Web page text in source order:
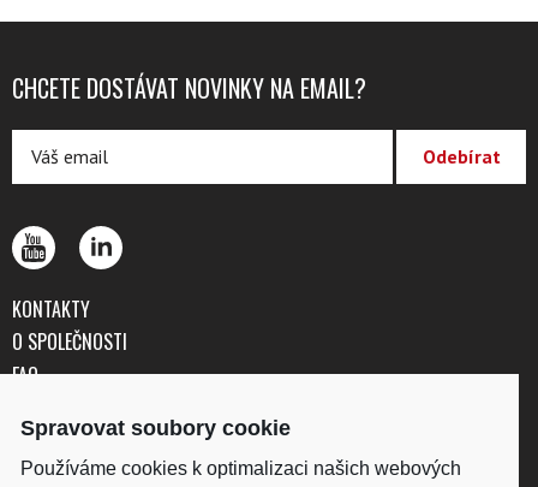
CHCETE DOSTÁVAT NOVINKY NA EMAIL?
KONTAKTY
O SPOLEČNOSTI
FAQ
OCHRANA OSOBNÍCH ÚDAJŮ
Spravovat soubory cookie
Používáme cookies k optimalizaci našich webových